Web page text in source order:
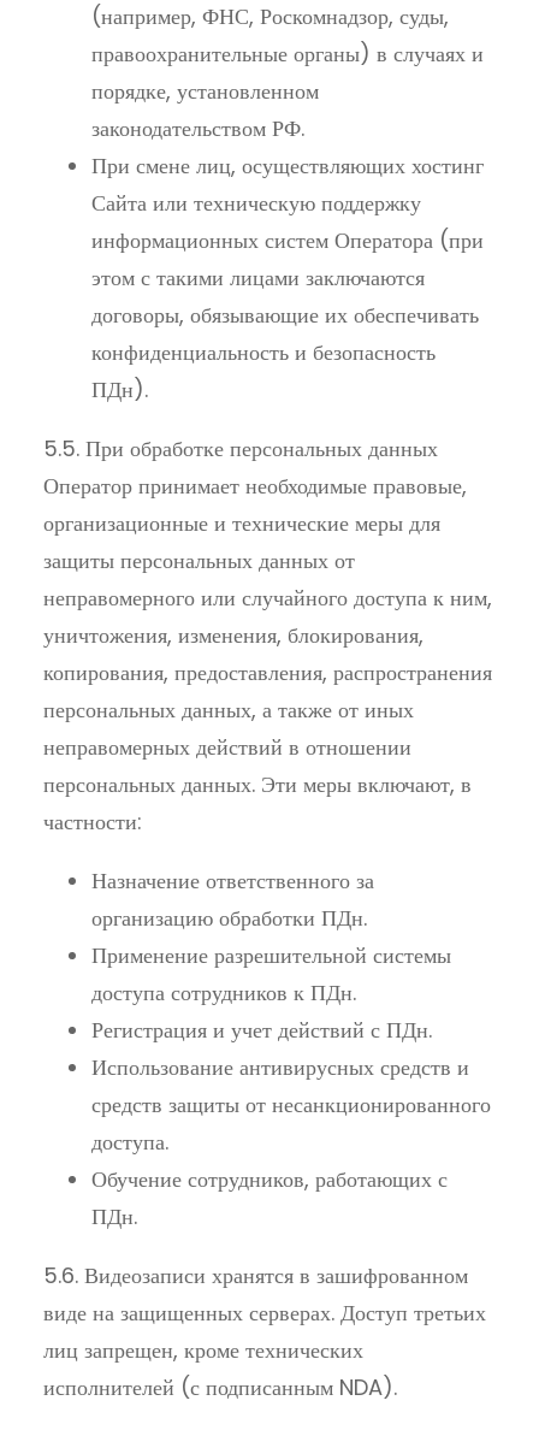
(например, ФНС, Роскомнадзор, суды,
правоохранительные органы) в случаях и
порядке, установленном
законодательством РФ.
При смене лиц, осуществляющих хостинг
Сайта или техническую поддержку
информационных систем Оператора (при
этом с такими лицами заключаются
договоры, обязывающие их обеспечивать
конфиденциальность и безопасность
ПДн).
5.5. При обработке персональных данных
Оператор принимает необходимые правовые,
организационные и технические меры для
защиты персональных данных от
неправомерного или случайного доступа к ним,
уничтожения, изменения, блокирования,
копирования, предоставления, распространения
персональных данных, а также от иных
неправомерных действий в отношении
персональных данных. Эти меры включают, в
частности:
Назначение ответственного за
организацию обработки ПДн.
Применение разрешительной системы
доступа сотрудников к ПДн.
Регистрация и учет действий с ПДн.
Использование антивирусных средств и
средств защиты от несанкционированного
доступа.
Обучение сотрудников, работающих с
ПДн.
5.6. Видеозаписи хранятся в зашифрованном
виде на защищенных серверах. Доступ третьих
лиц запрещен, кроме технических
исполнителей (с подписанным NDA).